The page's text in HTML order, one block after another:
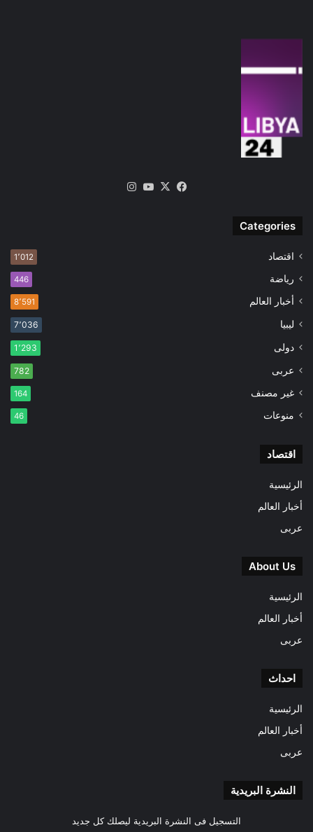
فيسبوك
‫X
‫YouTube
Categories
اقتصاد 1٬012
رياضة 446
أخبار العالم 8٬591
ليبيا 7٬036
دولى 1٬293
عربى 782
غير مصنف 164
منوعات 46
اقتصاد
الرئيسية
أخبار العالم
عربى
About Us
الرئيسية
أخبار العالم
عربى
احداث
الرئيسية
أخبار العالم
عربى
النشرة البريدية
التسجيل فى النشرة البريدية ليصلك كل جديد